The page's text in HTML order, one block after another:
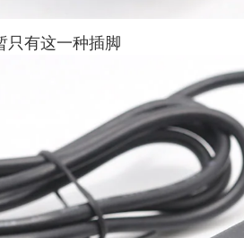
只有这一种插脚